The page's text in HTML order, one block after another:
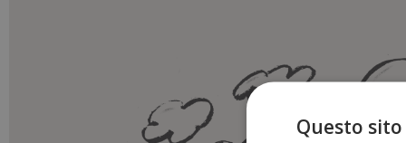
Questo